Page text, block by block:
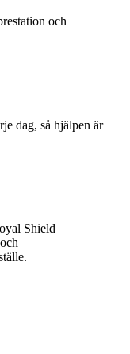
och
dag, så hjälpen är
Shield